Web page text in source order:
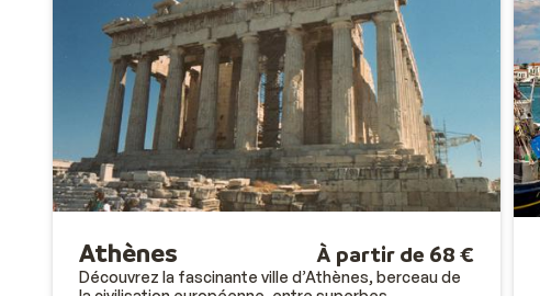
Athènes À partir de 68 €
Découvrez la fascinante ville d’Athènes, berceau de